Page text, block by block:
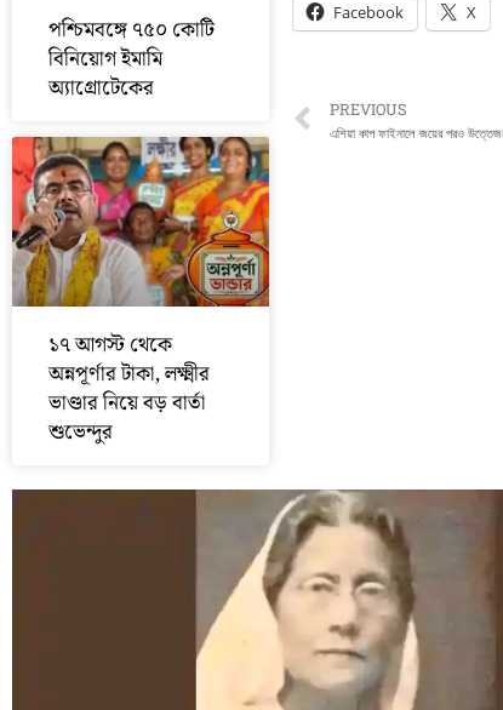
পশ্চিমবঙ্গে ৭৫০ কোটি
বিনিয়োগ ইমামি
অ্যাগ্রোটেকের
১৭ আগস্ট থেকে
অন্নপূর্ণার টাকা, লক্ষ্মীর
ভাণ্ডার নিয়ে বড় বার্তা
শুভেন্দুর
Facebook X
Prev
PREVIOUS
এশিয়া কাপ ফাইনালে জয়ের পরও